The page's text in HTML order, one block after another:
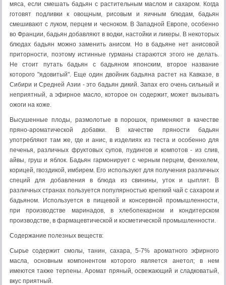
мяса, если смешать бадьян с растительным маслом и сахаром. Когда
готовят подливки к овощным, рисовым и яичным блюдам, бадьян
смешивают с луком, перцем и чесноком. В Западной Европе, особенно
во Франции, бадьян добавляют в водки, настойки и ликеры. В некоторых
блюдах бадьян можно заменить анисом. Но в бадьяне нет анисовой
приторности, поэтому истинные гурманы стараются этого не делать.
Не стоит путать бадьян с бадьяном японским, второе название
которого "ядовитый". Еще один двойник бадьяна растет на Кавказе, в
Сибири и Средней Азии - это бадьян дикий. Запах его очень сильный и
неприятный, а эфирное масло, которое он содержит, может вызывать
ожоги на коже.
Высушенные плоды, размолотые в порошок, применяют в качестве
пряно-ароматической добавки. В качестве пряности бадьян
употребляют там же, где и анис, в изделиях из теста и особенно для
печенья, различных фруктовых супов, пудингов и компотов - из слив,
айвы, груш и яблок. Бадьян гармонирует с черным перцем, фенхелем,
корицей, гвоздикой, имбирем. Его используют для получения различных
специй для добавления в блюда из свинины, уток и цыплят. В
различных странах пользуется популярностью крепкий чай с сахаром и
бадьяном. Используется в пищевой и консервной промышленности,
при производстве маринадов, в хлебопекарном и кондитерском
производстве, в фармацевтической и косметической промышленности.
Содержание полезных веществ:
Сырье содержит смолы, танин, сахара, 5-7% ароматного эфирного
масла, основным компонентом которого является анетол; в нем
имеются также терпены. Аромат пряный, освежающий и сладковатый,
вкус приятный.